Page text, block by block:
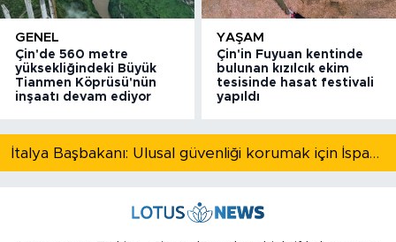
GENEL
Çin'de 560 metre
yüksekliğindeki Büyük
Tianmen Köprüsü'nün
inşaatı devam ediyor
YAŞAM
Çin'in Fuyuan kentinde
bulunan kızılcık ekim
tesisinde hasat festivali
yapıldı
İtalya Başbakanı: Ulusal güvenliği korumak için İspanya ile Schengen kapsamındaki serbest dolaşımı askıya alıyoruz